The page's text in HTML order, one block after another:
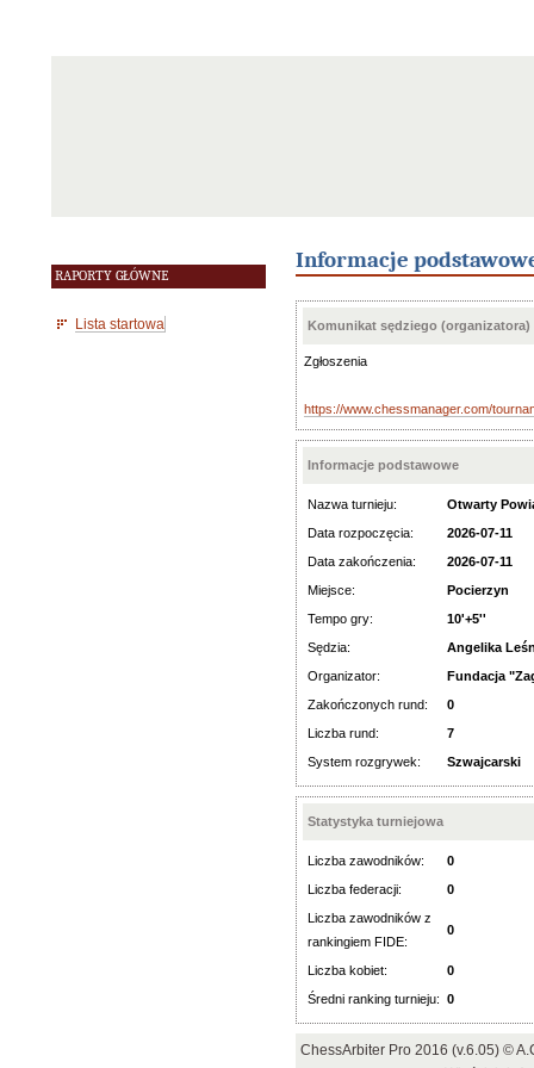
RAPORTY GŁÓWNE
Lista startowa
Informacje
Komunikat sędziego (organizatora)
Zgłoszenia
https://www.chessmanager.com/
Informacje podstawowe
Nazwa turnieju:
Otwarty
Data rozpoczęcia:
2026-07-11
Data zakończenia:
2026-07-11
Miejsce:
Pocierzyn
Tempo gry:
10'+5''
Sędzia:
Angelika
Organizator:
Fundacja
Zakończonych rund:
0
Liczba rund:
7
System rozgrywek:
Szwajcarski
Statystyka turniejowa
Liczba zawodników:
0
Liczba federacji:
0
Liczba zawodników z
rankingiem FIDE:
0
Liczba kobiet:
0
Średni ranking turnieju: 0
ChessArbiter Pro 2016 (v.6.05) ©